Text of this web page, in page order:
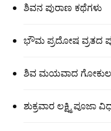
ಶಿವನ ಪುರಾಣ ಕಥೆಗಳು
ಭೌಮ ಪ್ರದೋಷ ವ್ರತದ
ಶಿವ ಮಯವಾದ ಗೋಕುಲ
ಶುಕ್ರವಾರ ಲಕ್ಷ್ಮಿ ಪೂಜಾ